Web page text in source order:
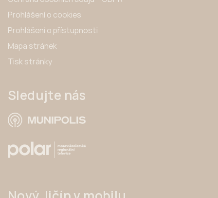
Prohlášení o cookies
Prohlášení o přístupnosti
Mapa stránek
Tisk stránky
Sledujte nás